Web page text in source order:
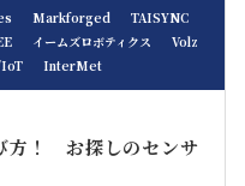
Markforged
TAISYNC
イームズロボティクス
Volz
IoT InterMet
方！ お探しのセンサ